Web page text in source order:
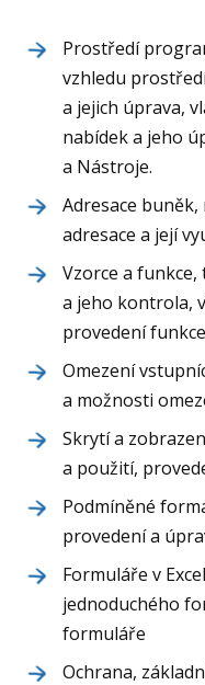
Prostředí
vzhledu
a jejich úprava,
nabídek a jeho
a Nástroje.
Adresace
adresace a její
Vzorce a
a jeho kontrola,
provedení
Omezení
a možnosti
Skrytí a
a použití,
Podmíněné
provedení a
Formuláře v
jednoduchého
formuláře
Ochrana,